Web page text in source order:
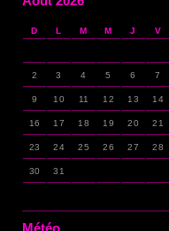
D L M M J V
2 3 4 5 6 7
9 10 11 12 13 14
16 17 18 19 20 21
23 24 25 26 27 28
30 31
Météo